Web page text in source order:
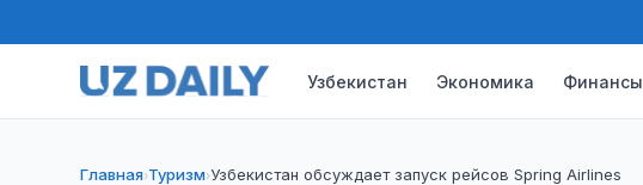
Узбекистан Экономика Финансы
Главная›Туризм›Узбекистан обсуждает запуск рейсов Spring Airlines